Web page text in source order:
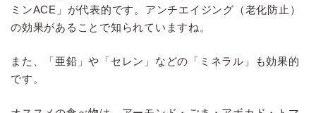
ミンACE」が代表的です。アンチエイジング（老化防止）
の効果があることで知られていますね。
また、「亜鉛」や「セレン」などの「ミネラル」も効果的
です。